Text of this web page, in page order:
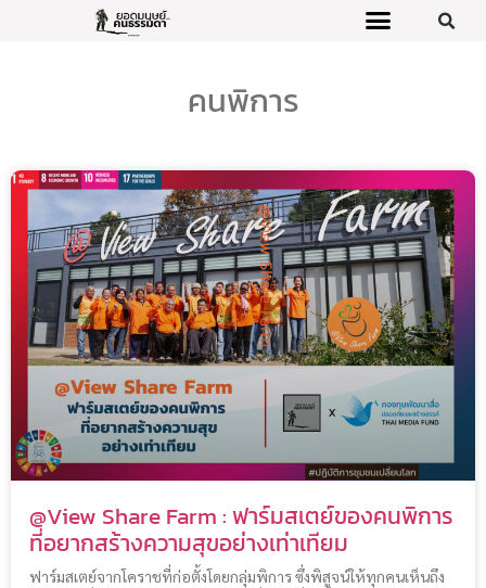
คนพิการ
@View Share Farm : ฟาร์มสเตย์ของคนพิการ
ที่อยากสร้างความสุขอย่างเท่าเทียม
ฟาร์มสเตย์จากโคราชที่ก่อตั้งโดยกลุ่มพิการ ซึ่งพิสูจน์ให้ทุกคนเห็นถึง